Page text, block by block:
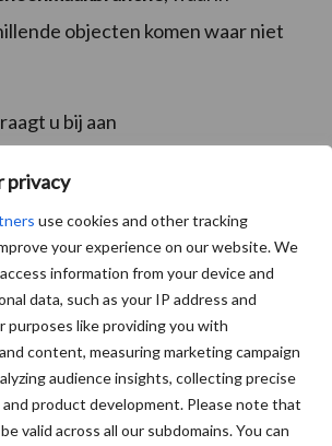
privacy
use cookies and other tracking
your experience on our website. We
information from your device and
data, such as your IP address and
purposes like providing you with
content, measuring marketing campaign
audience insights, collecting precise
product development. Please note that
valid across all our subdomains. You can
objecten komen waar niet
u bij aan
nr. 2473) u
en
hoe het kan worden
leert u hoe u uw rol van